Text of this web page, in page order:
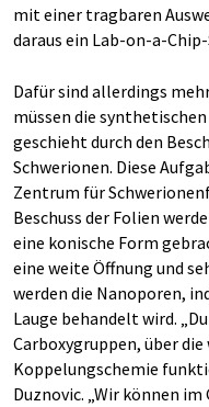
mit einer tragbaren
daraus ein Lab-on-a-
Dafür sind allerdings
müssen die
geschieht durch den
Schwerionen. Diese
Zentrum für
Beschuss der Folien
eine konische Form
eine weite Öffnung und
werden die Nanoporen,
Lauge behandelt wird.
Carboxygruppen, über
Koppelungschemie
Duznovic. „Wir können